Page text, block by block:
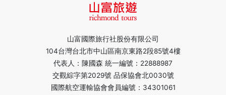
山富國際旅行社股份有限公司
104台灣台北市中山區南京東路2段85號4樓
代表人：陳國森 統一編號：22888987
交觀綜字第2029號 品保協會北0030號
國際航空運輸協會會員編號：34301061